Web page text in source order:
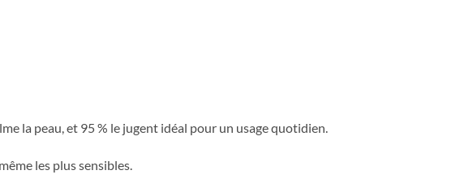
la peau, et 95 % le jugent idéal pour un usage quotidien.
les plus sensibles.